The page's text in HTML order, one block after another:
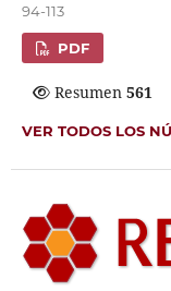
94-113
PDF
Resumen 561
VER TODOS LOS